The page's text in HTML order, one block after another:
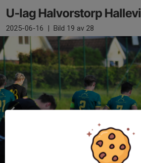
U-lag Halvorstorp Hallevi
2025-06-16 | Bild 19 av 28